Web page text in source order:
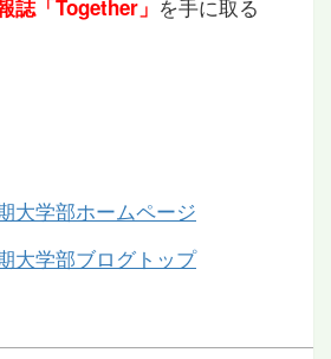
誌「Together」 を手に取る
大学部ホームページ
大学部ブログトップ